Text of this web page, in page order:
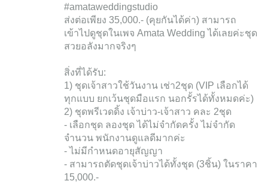
#amataweddingstudio
ส่งต่อเพียง 35,000.- (คุยกันได้ค่า) สามารถ
เข้าไปดูชุดในเพจ Amata Wedding ได้เลยค่ะชุด
สวยอลังมากจริงๆ
สิ่งที่ได้รับ:
1) ชุดเจ้าสาวใช้วันงาน เช่า2ชุด (VIP เลือกได้
ทุกแบบ ยกเว้นชุดมือแรก นอกรั้รได้ทั้งหมดค่ะ)
2) ชุดพรีเวดดิ้ง เจ้าบ่าว-เจ้าสาว คละ 2ชุด
- เลือกชุด ลองชุด ได้ไม่จำกัดครั้ง ไม่จำกัด
จำนวน พนักงานดูแลดีมากค่ะ
- ไม่มีกำหนดอายุสัญญา
- สามารถตัดชุดเจ้าบ่าวได้ทั้งชุด (3ชิ้น) ในราคา
15,000.-